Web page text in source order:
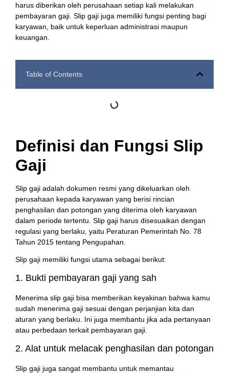
harus diberikan oleh perusahaan setiap kali melakukan
pembayaran gaji. Slip gaji juga memiliki fungsi penting bagi
karyawan, baik untuk keperluan administrasi maupun
keuangan.
Table of Contents
Definisi dan Fungsi Slip
Gaji
Slip gaji adalah dokumen resmi yang dikeluarkan oleh
perusahaan kepada karyawan yang berisi rincian
penghasilan dan potongan yang diterima oleh karyawan
dalam periode tertentu. Slip gaji harus disesuaikan dengan
regulasi yang berlaku, yaitu Peraturan Pemerintah No. 78
Tahun 2015 tentang Pengupahan.
Slip gaji memiliki fungsi utama sebagai berikut:
1. Bukti pembayaran gaji yang sah
Menerima slip gaji bisa memberikan keyakinan bahwa kamu
sudah menerima gaji sesuai dengan perjanjian kita dan
aturan yang berlaku. Ini juga membantu jika ada pertanyaan
atau perbedaan terkait pembayaran gaji.
2. Alat untuk melacak penghasilan dan potongan
Slip gaji juga sangat membantu untuk memantau